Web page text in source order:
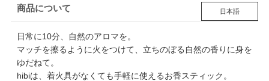
商品について 日本語
日常に10分、自然のアロマを。
マッチを擦るように火をつけて、立ちのぼる自然の香りに身を
ゆだねて。
hibiは、着火具がなくても手軽に使えるお香スティック。